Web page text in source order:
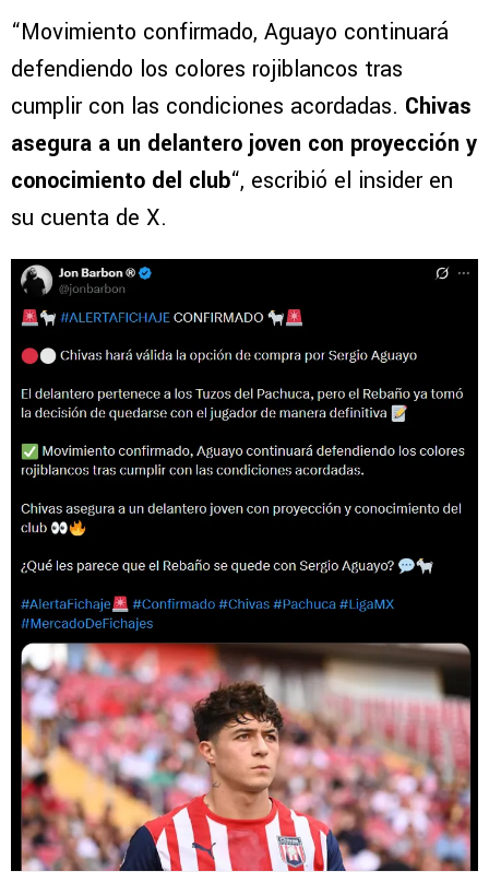
“Movimiento confirmado, Aguayo continuará
defendiendo los colores rojiblancos tras
cumplir con las condiciones acordadas. Chivas
asegura a un delantero joven con proyección y
conocimiento del club“, escribió el insider en
su cuenta de X.